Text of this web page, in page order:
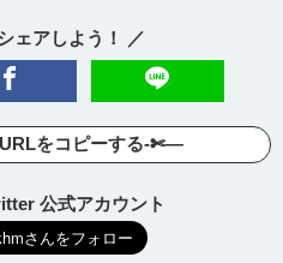
ェアしよう！ ／
をコピーする-✄—
公式アカウント